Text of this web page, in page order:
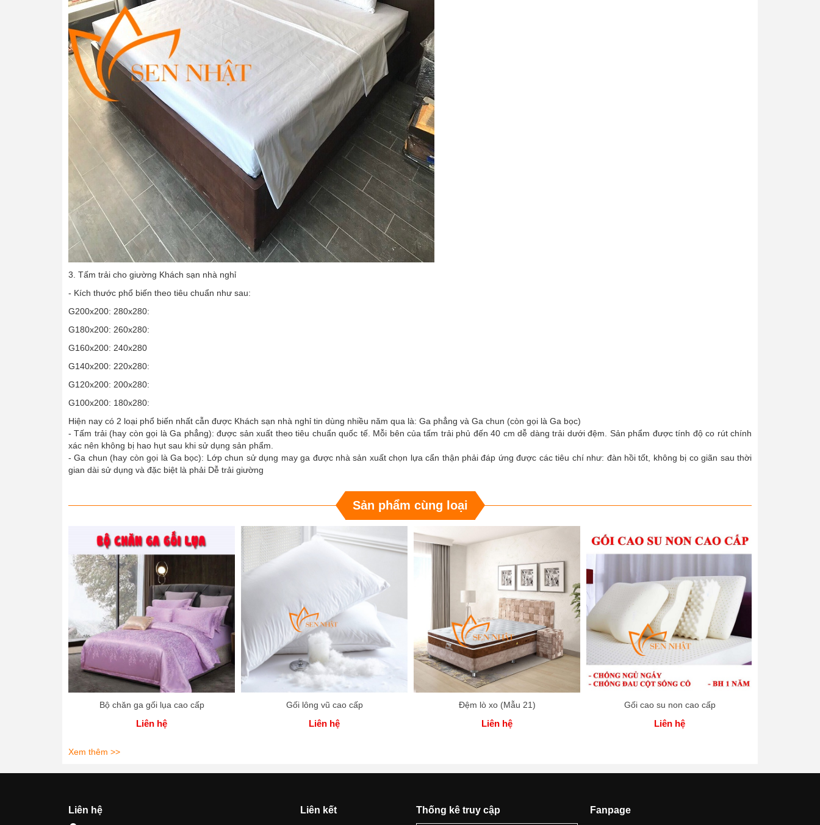
3. Tấm trải cho giường Khách sạn nhà nghỉ
- Kích thước phổ biến theo tiêu chuẩn như sau:
G200x200: 280x280:
G180x200: 260x280:
G160x200: 240x280
G140x200: 220x280:
G120x200: 200x280:
G100x200: 180x280:
Hiện nay có 2 loại phổ biến nhất cẫn được Khách sạn nhà nghỉ tin dùng nhiều năm qua là: Ga phẳng và Ga chun (còn gọi là Ga bọc)
- Tấm trải (hay còn gọi là Ga phẳng): được sản xuất theo tiêu chuẩn quốc tế. Mỗi bên của tấm trải phủ đến 40 cm dễ dàng trải dưới đệm. Sản phẩm được tính độ co rút chính
xác nên không bị hao hụt sau khi sử dụng sản phẩm.
- Ga chun (hay còn gọi là Ga bọc): Lớp chun sử dụng may ga được nhà sản xuất chọn lựa cẩn thận phải đáp ứng được các tiêu chí như: đàn hồi tốt, không bị co giãn sau thời
gian dài sử dụng và đặc biệt là phải Dễ trải giường
Sản phẩm cùng loại
Bộ chăn ga gối lụa cao cấp
Liên hệ
Gối lông vũ cao cấp
Liên hệ
Đệm lò xo (Mẫu 21)
Liên hệ
Gối cao su non cao cấp
Liên hệ
Xem thêm >>
Liên hệ Liên kết Thống kê truy cập Fanpage